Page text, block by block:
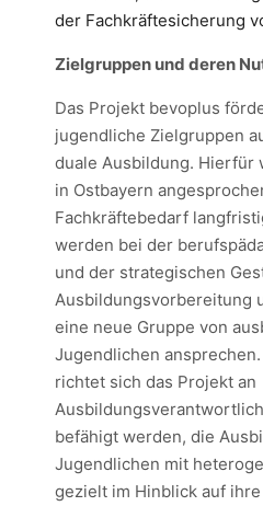
der Fachkräftesicherung
Zielgruppen und deren
Das Projekt bevoplus
jugendliche Zielgruppen
duale Ausbildung. Hierfür
in Ostbayern
Fachkräftebedarf
werden bei der
und der strategischen
Ausbildungsvorbereitung
eine neue Gruppe von
Jugendlichen
richtet sich das Projekt an
befähigt werden, die
Jugendlichen mit
gezielt im Hinblick auf